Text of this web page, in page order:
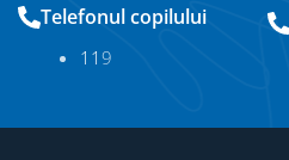
Telefonul copilului
11 9